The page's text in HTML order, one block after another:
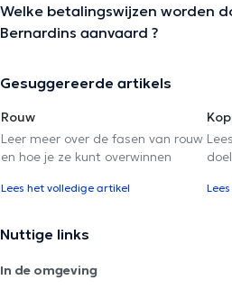
Welke betalingswijzen worden
Bernardins aanvaard ?
Gesuggereerde artikels
Rouw
Leer meer over de fasen van rouw
en hoe je ze kunt overwinnen
Lees het volledige artikel
Nuttige links
In de omgeving